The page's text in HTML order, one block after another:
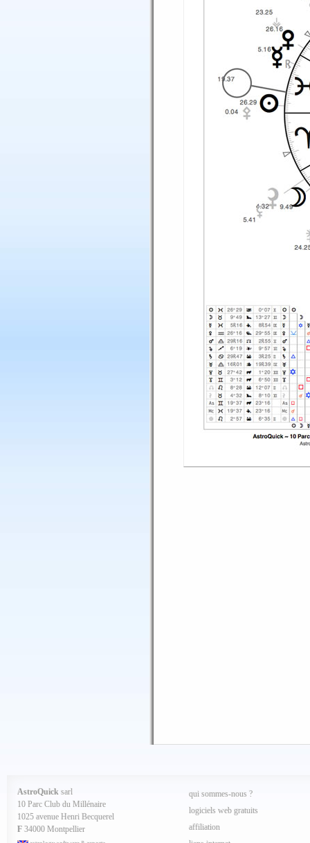
AstroQuick sarl
10 Parc Club du Millénaire
1025 avenue Henri Becquerel
F 34000 Montpellier
qui sommes-nous ?
logiciels web gratuits
affiliation